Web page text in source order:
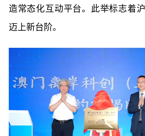
造常态化互动平台。此举标志着
迈上新台阶。